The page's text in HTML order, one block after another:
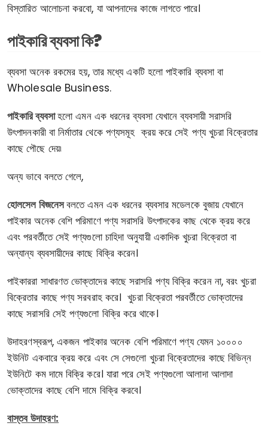
বিস্তারিত আলোচনা করবো, যা আপনাদের কাজে লাগতে পারে।
পাইকারি ব্যবসা কি?
ব্যবসা অনেক রকমের হয়, তার মধ্যে একটি হলো পাইকারি ব্যবসা বা
Wholesale Business.
পাইকারি ব্যবসাহলো এমন এক ধরনের ব্যবসা যেখানে ব্যবসায়ী সরাসরি
উৎপাদনকারী বা নির্মাতার থেকে পণ্যসমূহ ক্রয় করে সেই পণ্য খুচরা বিক্রেতার
কাছে পৌছে দেয়৷
অন্য ভাবে বলতে গেলে,
হোলসেল বিজনেসবলতে এমন এক ধরনের ব্যবসার মডেলকে বুজায় যেখানে
পাইকার অনেক বেশি পরিমাণে পণ্য সরাসরি উৎপাদকের কাছ থেকে ক্রয় করে
এবং পরবর্তীতে সেই পণ্যগুলো চাহিদা অনুযায়ী একাদিক খুচরা বিক্রেতা বা
অন্যান্য ব্যবসায়ীদের কাছে বিক্রি করেন।
পাইকাররা সাধারণত ভোক্তাদের কাছে সরাসরি পণ্য বিক্রি করেন না, বরং খুচরা
বিক্রেতার কাছে পণ্য সরবরাহ করে। খুচরা বিক্রেতা পরবর্তীতে ভোক্তাদের
কাছে সরাসরি সেই পণ্যগুলো বিক্রি করে থাকে।
উদাহরণস্বরূপ, একজন পাইকার অনেক বেশি পরিমাণে পণ্য যেমন ১০০০০
ইউনিট একবারে ক্রয় করে এবং সে সেগুলো খুচরা বিক্রেতাদের কাছে বিভিন্ন
ইউনিটে কম দামে বিক্রি করে। যারা পরে সেই পণ্যগুলো আলাদা আলাদা
ভোক্তাদের কাছে বেশি দামে বিক্রি করবে।
বাস্তবউদাহরণ: